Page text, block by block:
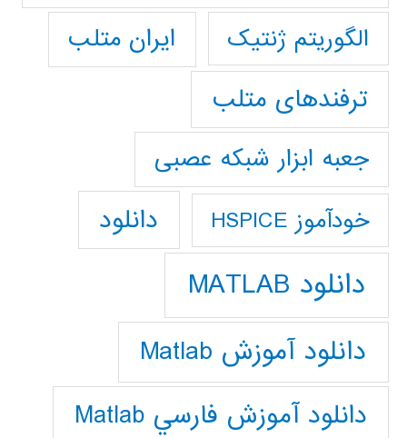
الگوریتم ژنتیک
ایران متلب
ترفندهای متلب
جعبه ابزار شبکه عصبی
خودآموز HSPICE دانلود
دانلود MATLAB
دانلود آموزش Matlab
دانلود آموزش فارسي Matlab